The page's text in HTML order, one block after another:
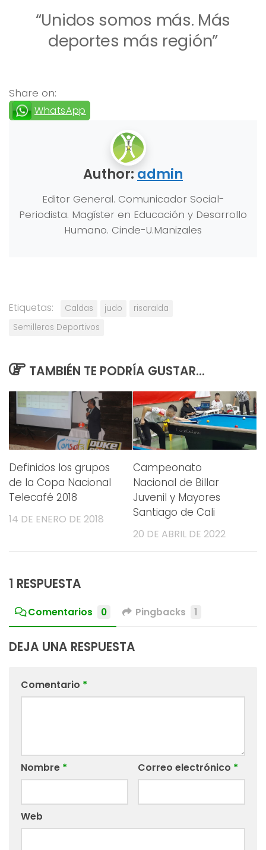
“Unidos somos más. Más
deportes más región”
Share on:
WhatsApp
Author:admin
Editor General. Comunicador Social-
Periodista. Magíster en Educación y Desarrollo
Humano. Cinde-U.Manizales
Etiquetas: Caldas judo
risaralda
Semilleros Deportivos
TAMBIÉN TE PODRÍA GUSTAR...
Definidos los grupos
de la Copa Nacional
Telecafé 2018
14 DE ENERO DE 2018
Campeonato
Nacional de Billar
Juvenil y Mayores
Santiago de Cali
20 DE ABRIL DE 2022
1 RESPUESTA
Comentarios 0 Pingbacks 1
DEJA UNA RESPUESTA
Comentario *
Nombre * Correo electrónico *
Web